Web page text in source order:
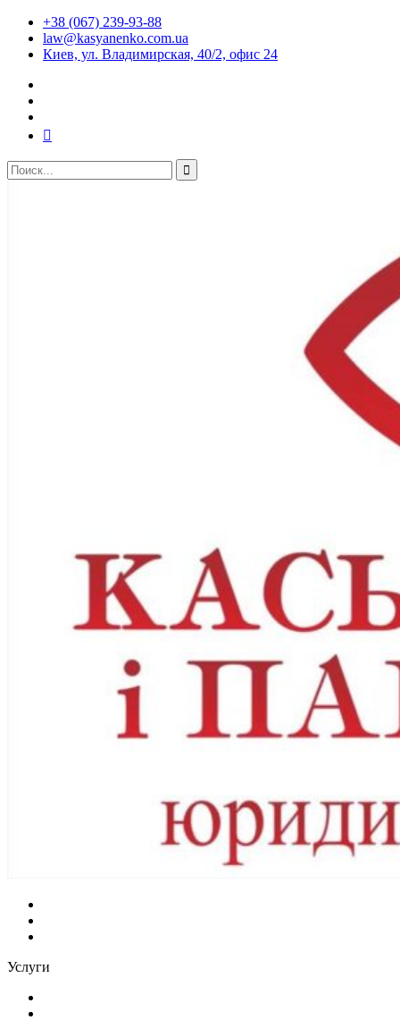
+38 (067) 239-93-88
law@kasyanenko.com.ua
Киев, ул. Владимирская, 40/2, офис 24
Услуги